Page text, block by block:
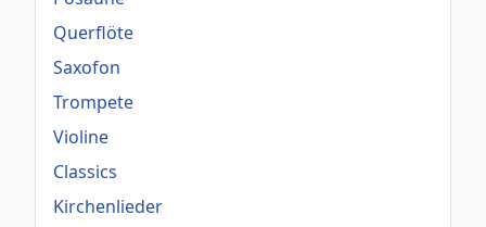
Querflöte
Saxofon
Trompete
Violine
Classics
Kirchenlieder